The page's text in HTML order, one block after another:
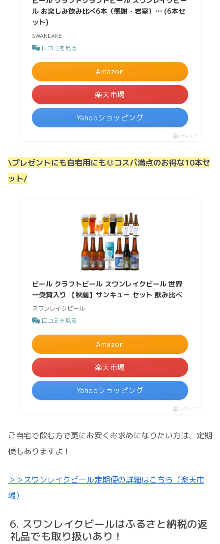
ル お楽しみ飲み比べ6本（感謝・岩室）… (6本セ
ット)
SWANLAKE
口コミを見る
Amazon
楽天市場
Yahooショッピング
ポチップ
\プレゼントにも自宅用にも◎コスパ満点のお得な10本セ
ット/
ビール クラフトビール スワンレイクビール 世界
一受賞入り 【秋麗】サンキュー セット 飲み比べ
スワンレイクビール
口コミを見る
Amazon
楽天市場
Yahooショッピング
ポチップ
ご自宅で飲む方で更にお安くお求めになりたい方は、定期
便もありますよ！
＞＞スワンレイクビール定期便の詳細はこちら（楽天市
場）
スワンレイクビールはふるさと納税の返
礼品でも取り扱いあり！